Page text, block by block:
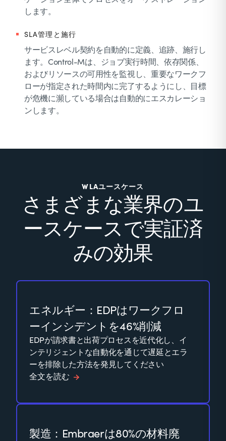
します。
SLA管理と施行
サービスレベル契約を自動的に定義、追跡、施行し
ます。Control-Mは、ジョブ実行時間、依存関係、
およびリソースの可用性を監視し、重要なワークフ
ローが指定された時間内に完了するようにし、目標
が危機に瀕している場合は自動的にエスカレーショ
ンします。
WLAユースケース
さまざまな業界のユ
ースケースで実証済
みの効果
エネルギー：EDPはワークフロ
ーインシデントを46%削減
EDPが請求書と出荷プロセスを近代化し、イ
ンテリジェントな自動化を通じて遅延とエラ
ーを排除した方法を発見してください
全文を読む
製造：Embraerは80%の材料廃